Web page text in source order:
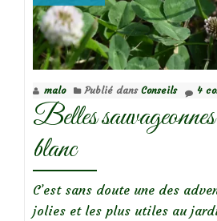
des
prés
malo Publié dans Conseils 4
Belles
blanc
C’est sans doute une des
jolies et les plus utiles au